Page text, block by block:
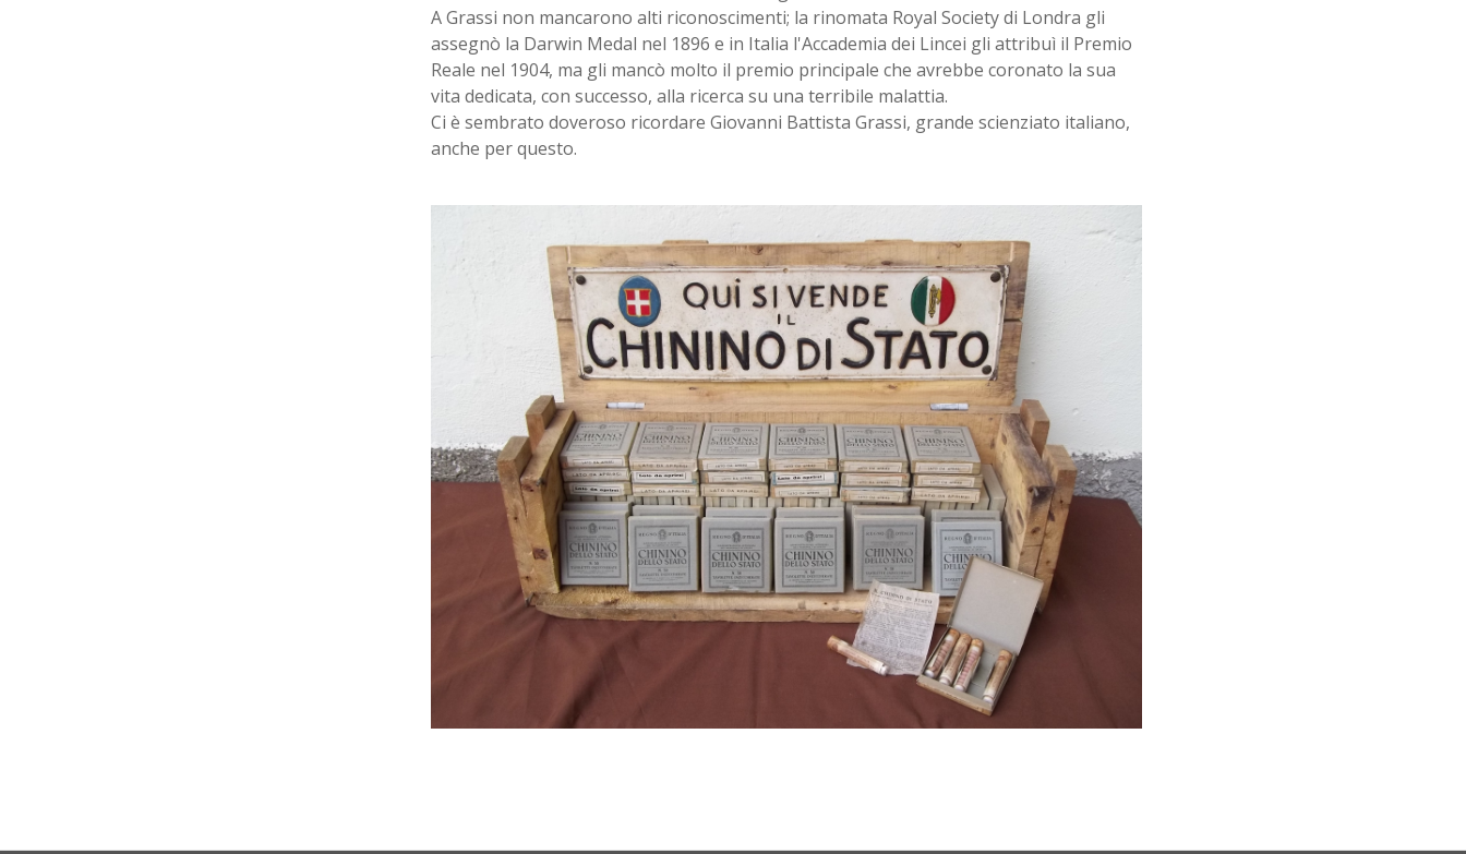
A Grassi non mancarono alti riconoscimenti; la rinomata Royal Society di Londra gli
assegnò la Darwin Medal nel 1896 e in Italia l'Accademia dei Lincei gli attribuì il Premio
Reale nel 1904, ma gli mancò molto il premio principale che avrebbe coronato la sua
vita dedicata, con successo, alla ricerca su una terribile malattia.
Ci è sembrato doveroso ricordare Giovanni Battista Grassi, grande scienziato italiano,
anche per questo.